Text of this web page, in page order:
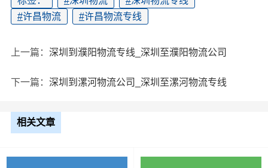
#许昌物流 #许昌物流专线
上一篇： 深圳到濮阳物流专线_深圳至濮阳物流公司
下一篇： 深圳到漯河物流公司_深圳至漯河物流专线
相关文章